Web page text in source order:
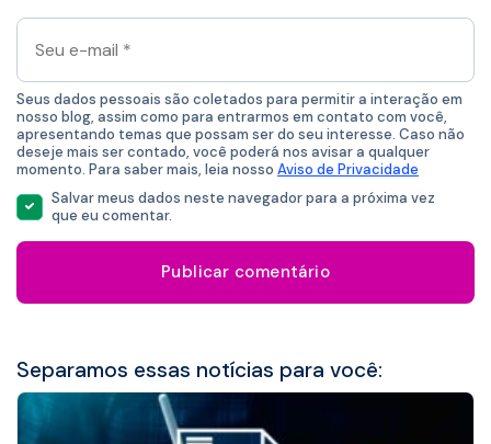
Seu
e-
mail
*
Seus dados pessoais são coletados para permitir a interação em
nosso blog, assim como para entrarmos em contato com você,
apresentando temas que possam ser do seu interesse. Caso não
deseje mais ser contado, você poderá nos avisar a qualquer
momento. Para saber mais, leia nosso Aviso de Privacidade
Salvar meus dados neste navegador para a próxima vez
que eu comentar.
Separamos essas notícias para você: